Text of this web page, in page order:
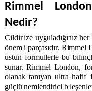
Rimmel
Nedir?
Cildinize uyguladığınız
önemli parçasıdır. Rimmel
üstün formüllerle bu
sunar. Rimmel London,
olanak tanıyan ultra hafif
güçlü nemlendirici